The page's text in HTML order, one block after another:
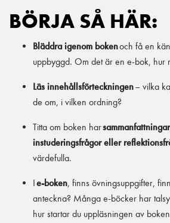
BÖRJA SÅ HÄR:
Bläddra igenom bokenoch få en
uppbyggd. Om det är en e-bok, hur
Läs innehållsförteckningen– vilka
de om, i vilken ordning?
Titta om boken har
instuderingsfrågor eller
värdefulla.
Ie-boken, finns övningsuppgifter,
anteckna? Många e-böcker har
hur startar du uppläsningen av